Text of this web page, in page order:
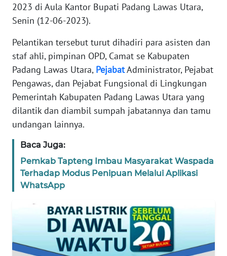
2023 di Aula Kantor Bupati Padang Lawas Utara,
Senin (12-06-2023).
Pelantikan tersebut turut dihadiri para asisten dan
staf ahli, pimpinan OPD, Camat se Kabupaten
Padang Lawas Utara, PejabatAdministrator, Pejabat
Pengawas, dan Pejabat Fungsional di Lingkungan
Pemerintah Kabupaten Padang Lawas Utara yang
dilantik dan diambil sumpah jabatannya dan tamu
undangan lainnya.
Baca Juga:
Pemkab Tapteng Imbau Masyarakat Waspada
Terhadap Modus Penipuan Melalui Aplikasi
WhatsApp
Wahana
Regional
WN
SUMUT
WN
WN
JABAR
NTT